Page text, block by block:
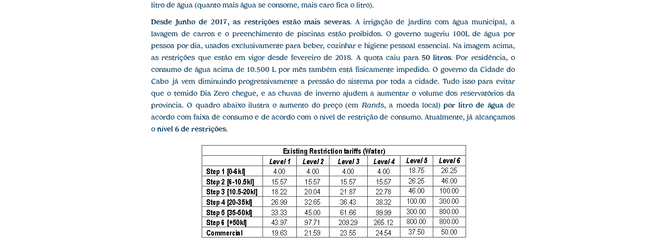
litro de água (quanto mais água se consome, mais caro fica o litro).
Desde Junho de 2017, as restrições estão mais severas. A irrigação de jardins com água municipal, a
lavagem de carros e o preenchimento de piscinas estão proibidos. O governo sugeriu 100L de água por
pessoa por dia, usados exclusivamente para beber, cozinhar e higiene pessoal essencial. Na imagem acima,
as restrições que estão em vigor desde fevereiro de 2018. A quota caiu para50 litros. Por residência, o
consumo de água acima de 10.500 L por mês também está fisicamente impedido. O governo da Cidade do
Cabo já vem diminuindo progressivamente a pressão do sistema por toda a cidade. Tudo isso para evitar
que o temido Dia Zero chegue, e as chuvas de inverno ajudem a aumentar o volume dos reservatórios da
província. O quadro abaixo ilustra o aumento do preço (em Rands, a moeda local) por litro de águade
acordo com faixa de consumo e de acordo com o nível de restrição de consumo. Atualmente, já alcançamos
onível 6 de restrições.